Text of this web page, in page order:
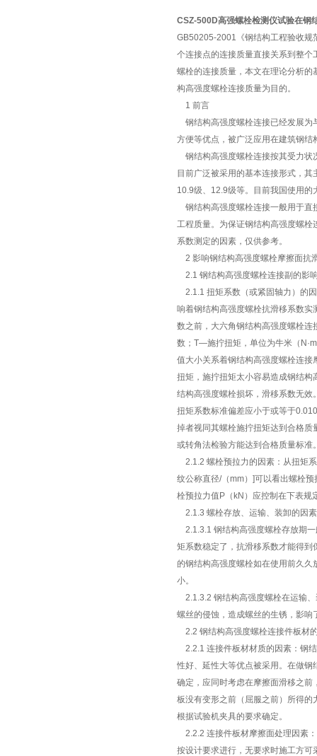
CSZ-500D高强螺栓检测仪试验在钢
GB50205-2001《钢结构工程验收规
个连接点的连接质量直接关系到整
螺栓的连接质量，本文在理论分析
构高强度螺栓连接质量为目的。
1 前言
钢结构高强度螺栓连接已经发展为
方便等优点，被广泛应用在建筑钢
钢结构高强度螺栓连接按其受力状
目前广泛被采用的基本连接形式，
10.9级、12.9级等。目前我国使用
钢结构高强度螺栓连接一般用于直
工程质量。为保证钢结构高强度螺
系数测定的因素，仅供参考。
2 影响钢结构高强度螺栓摩擦面抗
2.1 钢结构高强度螺栓连接副的影
2.1.1 扭矩系数（或紧固轴力）的
响着钢结构高强度螺栓抗滑移系数
数之前，大六角钢结构高强度螺栓连
数；T—施拧扭矩，单位为牛米（
值大小关系着钢结构高强度螺栓连
扭矩，施拧扭矩太小容易造成钢结
结构高强度螺栓损坏，滑移系数无
扭矩系数标准偏差应小于或等于
掉者视同其螺栓施拧扭矩达到合格
或转角法检验方能达到合格质量标
2.1.2 螺栓预拉力的因素：从扭矩
纹公称直径/（mm）]可以看出螺栓
栓预拉力值P（kN）应控制在下表规
2.1.3 螺栓存放、运输、装卸的因
2.1.3.1 钢结构高强度螺栓存放期
矩系数稳定了，抗滑移系数才能得
的钢结构高强度螺栓如在使用前久
小。
2.1.3.2 钢结构高强度螺栓在运输
螺丝的侵蚀，造成螺丝的生锈，影
2.2 钢结构高强度螺栓连接件板材
2.2.1 连接件板材材质的因素：钢
性好、延性大等优点被采用。在做
确定，应同时考虑在摩擦面滑移之
板没有变形之前（屈服之前）所得
根据试验机夹具的要求确定。
2.2.2 连接件板材摩擦面处理因素
按设计要求进行，无要求时施工方